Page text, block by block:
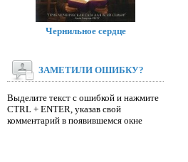
Чернильное сердце
ЗАМЕТИЛИ ОШИБКУ?
Выделите текст с ошибкой и нажмите
CTRL + ENTER, указав свой
комментарий в появившемся окне